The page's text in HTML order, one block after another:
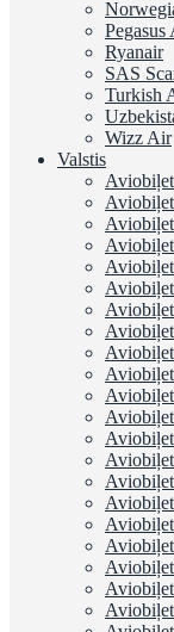
Pegasus
Ryanair
SAS
Turkish
Wizz Air
Valstis